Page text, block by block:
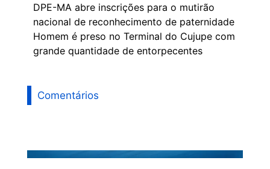
DPE-MA abre inscrições para o mutirão
nacional de reconhecimento de paternidade
Homem é preso no Terminal do Cujupe com
grande quantidade de entorpecentes
Comentários